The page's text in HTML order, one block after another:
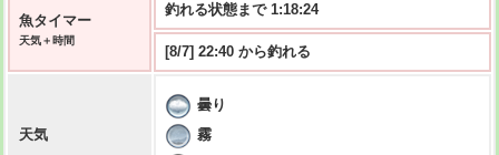
魚タイマー
天気＋時間
釣れる状態まで 1:18:23
[8/7] 22:40 から釣れる
天気
曇り
霧